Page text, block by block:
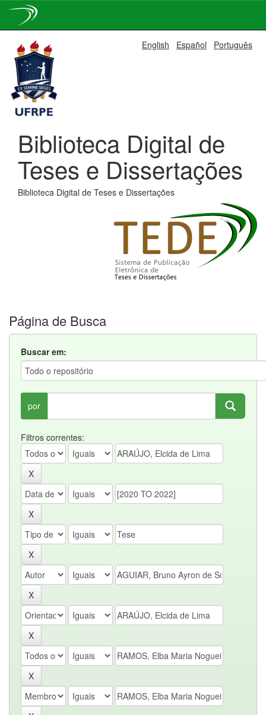
navigation
English Español Português
Biblioteca Digital de
Teses e Dissertações
Biblioteca Digital de Teses e Dissertações
Página de Busca
Buscar em:
por
Filtros correntes: